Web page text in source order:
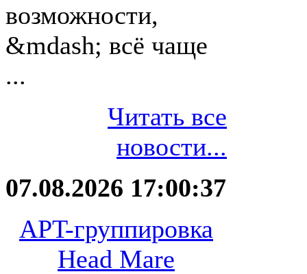
возможности,
&mdash; всё чаще
...
Читать все
новости...
07.08.2026 17:00:37
APT-группировка
Head Mare